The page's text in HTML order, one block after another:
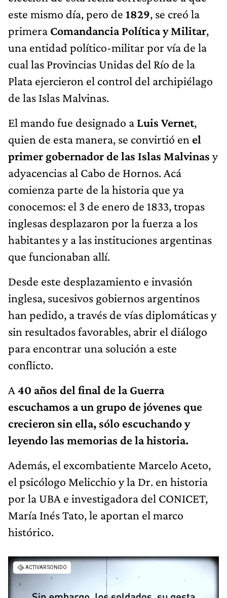
este mismo día, pero de 1829, se creó la
primera Comandancia Política y Militar,
una entidad político-militar por vía de la
cual las Provincias Unidas del Río de la
Plata ejercieron el control del archipiélago
de las Islas Malvinas.
El mando fue designado a Luis Vernet,
quien de esta manera, se convirtió en el
primer gobernador de las Islas Malvinas y
adyacencias al Cabo de Hornos. Acá
comienza parte de la historia que ya
conocemos: el 3 de enero de 1833, tropas
inglesas desplazaron por la fuerza a los
habitantes y a las instituciones argentinas
que funcionaban allí.
Desde este desplazamiento e invasión
inglesa, sucesivos gobiernos argentinos
han pedido, a través de vías diplomáticas y
sin resultados favorables, abrir el diálogo
para encontrar una solución a este
conflicto.
A 40 años del final de la Guerra
escuchamos a un grupo de jóvenes que
crecieron sin ella, sólo escuchando y
leyendo las memorias de la historia.
Además, el excombatiente Marcelo Aceto,
el psicólogo Melicchio y la Dr. en historia
por la UBA e investigadora del CONICET,
María Inés Tato, le aportan el marco
histórico.